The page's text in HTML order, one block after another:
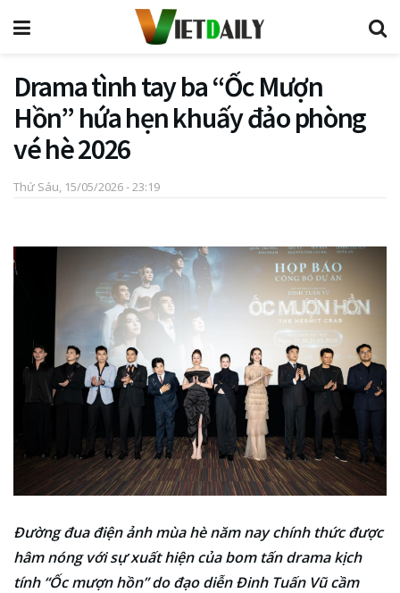
Drama tình tay ba “Ốc Mượn
Hồn” hứa hẹn khuấy đảo phòng
vé hè 2026
Thứ Sáu, 15/05/2026 - 23:19
Đường đua điện ảnh mùa hè năm nay chính thức được
hâm nóng với sự xuất hiện của bom tấn drama kịch
tính “Ốc mượn hồn” do đạo diễn Đinh Tuấn Vũ cầm